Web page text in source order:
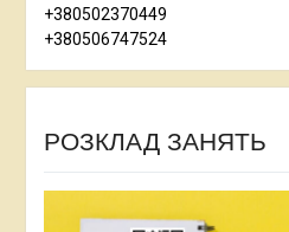
+380502370449
+380506747524
РОЗКЛАД ЗАНЯТЬ